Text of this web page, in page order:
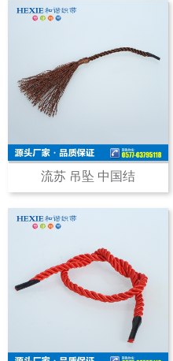
流苏 吊坠 中国结